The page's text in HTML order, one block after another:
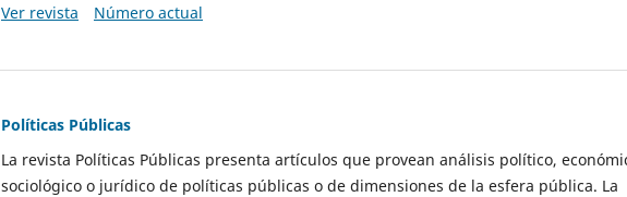
Ver revista
Número actual
Políticas Públicas
La revista Políticas Públicas presenta artículos que provean análisis político,
sociológico o jurídico de políticas públicas o de dimensiones de la esfera pública. La